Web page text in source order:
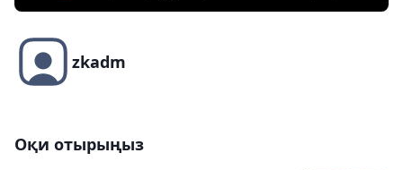
zkadm
Оқи отырыңыз